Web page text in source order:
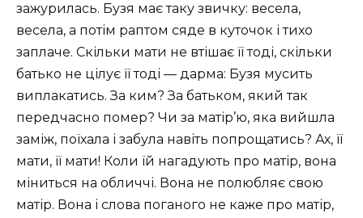
зажурилась. Бузя має таку звичку: весела,
весела, а потім раптом сяде в куточок і тихо
заплаче. Скільки мати не втішає її тоді, скільки
батько не цілує її тоді — дарма: Бузя мусить
виплакатись. За ким? За батьком, який так
передчасно помер? Чи за матір’ю, яка вийшла
заміж, поїхала і забула навіть попрощатись? Ах, її
мати, її мати! Коли їй нагадують про матір, вона
міниться на обличчі. Вона не полюбляє свою
матір. Вона і слова поганого не каже про матір,